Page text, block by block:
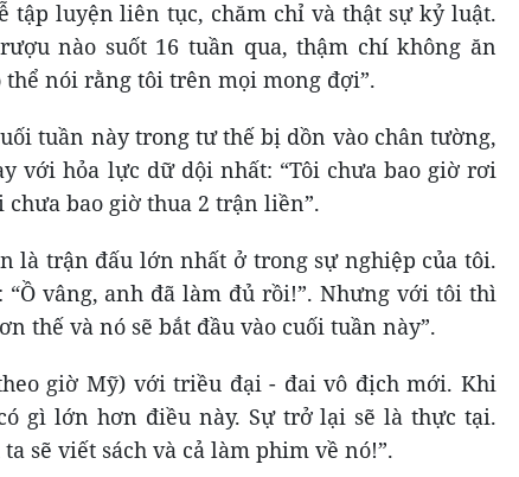
tập luyện liên tục, chăm chỉ và thật sự kỷ luật.
nào suốt 16 tuần qua, thậm chí không ăn
nói rằng tôi trên mọi mong đợi”.
tuần này trong tư thế bị dồn vào chân tường,
với hỏa lực dữ dội nhất: “Tôi chưa bao giờ rơi
bao giờ thua 2 trận liền”.
là trận đấu lớn nhất ở trong sự nghiệp của tôi.
vâng, anh đã làm đủ rồi!”. Nhưng với tôi thì
thế và nó sẽ bắt đầu vào cuối tuần này”.
giờ Mỹ) với triều đại - đai vô địch mới. Khi
gì lớn hơn điều này. Sự trở lại sẽ là thực tại.
sẽ viết sách và cả làm phim về nó!”.